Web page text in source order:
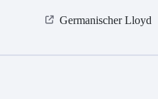
Germanischer Lloyd